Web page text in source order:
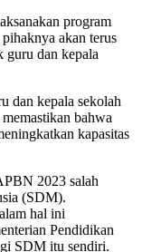
program
akan terus
guru dan kepala
dan kepala sekolah
bahwa
kapasitas
2023 salah
(SDM).
hal ini
Pendidikan
SDM itu sendiri.